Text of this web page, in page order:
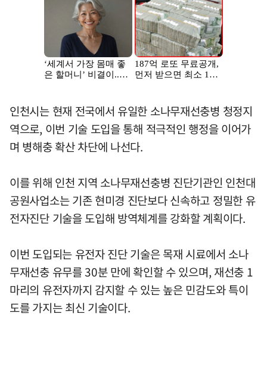
인천시는 현재 전국에서 유일한 소나무재선충병 청정지
역으로, 이번 기술 도입을 통해 적극적인 행정을 이어가
며 병해충 확산 차단에 나선다.
이를 위해 인천 지역 소나무재선충병 진단기관인 인천대
공원사업소는 기존 현미경 진단보다 신속하고 정밀한 유
전자진단 기술을 도입해 방역체계를 강화할 계획이다.
이번 도입되는 유전자 진단 기술은 목재 시료에서 소나
무재선충 유무를 30분 만에 확인할 수 있으며, 재선충 1
마리의 유전자까지 감지할 수 있는 높은 민감도와 특이
도를 가지는 최신 기술이다.